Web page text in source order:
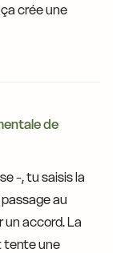
crée une
de
-, tu saisis la
au
accord. La
tente une